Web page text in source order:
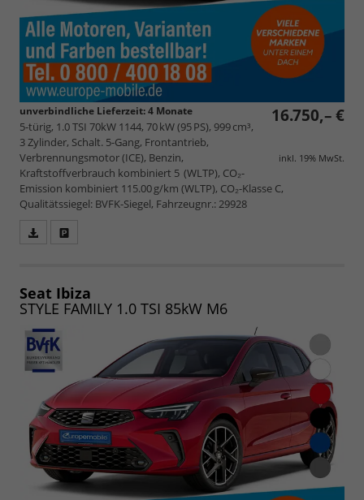
16.750,– €
inkl. 19% MwSt.
unverbindliche Lieferzeit:4 Monate
5-türig, 1.0 TSI 70kW 1144, 70 kW (95 PS), 999 cm³,
3 Zylinder, Schalt. 5-Gang, Frontantrieb,
Verbrennungsmotor (ICE), Benzin,
Kraftstoffverbrauch kombiniert 5 (WLTP), CO₂-
Emission kombiniert 115.00 g/km (WLTP), CO₂-Klasse C,
Qualitätssiegel: BVFK-Siegel, Fahrzeugnr.: 29928
speichern/drucken
Seat Ibiza
STYLE FAMILY 1.0 TSI 85kW M6